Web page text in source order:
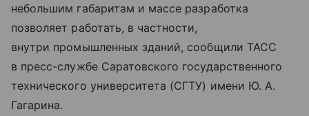
небольшим габаритам и массе разработка
позволяет работать, в частности,
внутри промышленных зданий, сообщили ТАСС
в пресс-службе Саратовского государственного
технического университета (СГТУ) имени Ю. А.
Гагарина.